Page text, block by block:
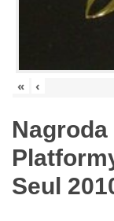
« ‹
Seul